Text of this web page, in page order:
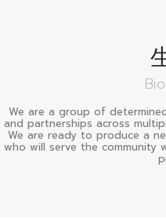
We are a group of
and partnerships across
We are ready to produce a
who will serve the community